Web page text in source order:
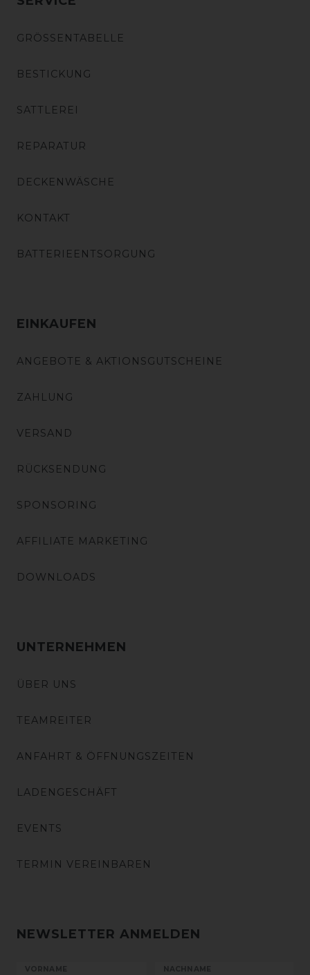
GRÖSSENTABELLE
BESTICKUNG
SATTLEREI
REPARATUR
DECKENWÄSCHE
KONTAKT
BATTERIEENTSORGUNG
EINKAUFEN
ANGEBOTE & AKTIONSGUTSCHEINE
ZAHLUNG
VERSAND
RÜCKSENDUNG
SPONSORING
AFFILIATE MARKETING
DOWNLOADS
UNTERNEHMEN
ÜBER UNS
TEAMREITER
ANFAHRT & ÖFFNUNGSZEITEN
LADENGESCHÄFT
EVENTS
TERMIN VEREINBAREN
NEWSLETTER ANMELDEN
VORNAME NACHNAME